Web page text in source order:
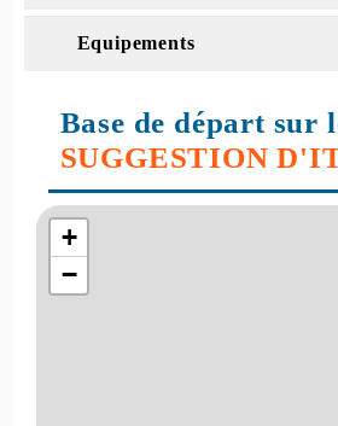
Equipements
Base de départ
SUGGESTION